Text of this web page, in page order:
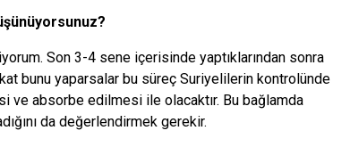
Son 3-4 sene içerisinde yaptıklarından sonra
bunu yaparsalar bu süreç Suriyelilerin kontrolünde
ve absorbe edilmesi ile olacaktır. Bu bağlamda
da değerlendirmek gerekir.